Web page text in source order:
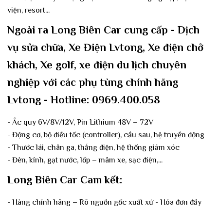
viện, resort...
Ngoài ra Long Biên Car cung cấp - Dịch
vụ sửa chữa, Xe Điện Lvtong, Xe điện chở
khách, Xe golf, xe điện du lịch chuyên
nghiệp với các phụ tùng chính hãng
Lvtong - Hotline: 0969.400.058
- Ắc quy 6V/8V/12V, Pin Lithium 48V – 72V
- Động cơ, bộ điều tốc (controller), cầu sau, hệ truyền động
- Thước lái, chân ga, thắng điện, hệ thống giảm xóc
- Đèn, kính, gạt nước, lốp – mâm xe, sạc điện,...
Long Biên Car Cam kết:
- Hàng chính hãng – Rõ nguồn gốc xuất xứ - Hóa đơn đầy